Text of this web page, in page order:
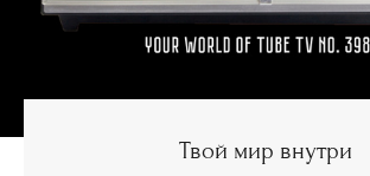
Твой мир внутри